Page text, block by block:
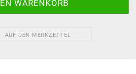
AUF DEN MERKZETTEL